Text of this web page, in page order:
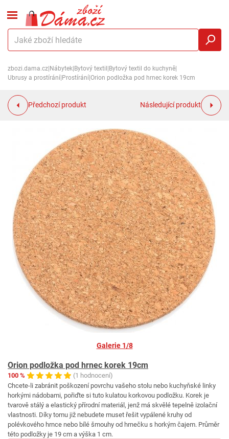
zbozi.dama.cz Nábytek Bytový textil Bytový textil do kuchyně
Ubrusy a prostírání Prostírání Orion podložka pod hrnec korek 19cm
Předchozí produkt Následující produkt
Galerie 1/8
Orion podložka pod hrnec korek 19cm
100 %
(1 hodnocení)
Chcete-li zabránit poškození povrchu vašeho stolu nebo kuchyňské linky
horkými nádobami, pořiďte si tuto kulatou korkovou podložku. Korek je
tvarově stálý a elastický přírodní materiál, jenž má skvělé tepelně izolační
vlastnosti. Díky tomu již nebudete muset řešit vypálené kruhy od
polévkového hrnce nebo bílé šmouhy od hrnečku s horkým čajem. Průměr
této podložky je 19 cm a výška 1 cm.